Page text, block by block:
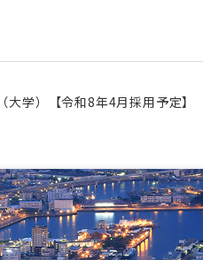
大学）【令和8年4月採用予定】